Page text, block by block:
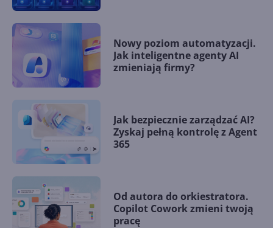
Nowy poziom automatyzacji.
Jak inteligentne agenty AI
zmieniają firmy?
Jak bezpiecznie zarządzać AI?
Zyskaj pełną kontrolę z Agent
365
Od autora do orkiestratora.
Copilot Cowork zmieni twoją
pracę